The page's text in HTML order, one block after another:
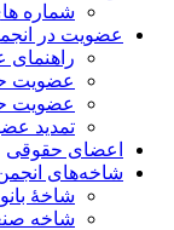
شماره
عضویت در انجمن
راهنمای
عضویت
عضویت
تمدید
اعضای حقوقی
شاخه‌های انجمن
شاخۀ
شاخه